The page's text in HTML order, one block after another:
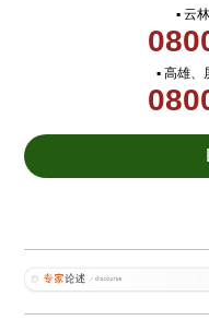
▪ 云
▪ 高雄、